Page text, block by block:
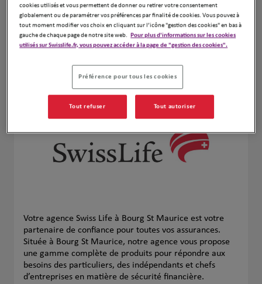
Leaflet
Naviguer Itinéraire
Votre agence Swiss Life à Bourg St Maurice est votre
partenaire de confiance pour toutes vos assurances.
Située à Bourg St Maurice, notre agence vous propose
une gamme complète de produits pour répondre aux
besoins des particuliers, des indépendants et chefs
d’entreprises en matière de sécurité financière.
cookies utilisés et vous permettent de donner ou retirer votre consentement
globalement ou de paramétrer vos préférences par finalité de cookies. Vous pouvez à
tout moment modifier vos choix en cliquant sur l’icône "gestion des cookies" en bas à
gauche de chaque page de notre site web. Pour plus d'informations sur les cookies
utilisés sur Swisslife.fr, vous pouvez accéder à la page de "gestion des cookies".
Préférence pour tous les cookies
Tout refuser Tout autoriser